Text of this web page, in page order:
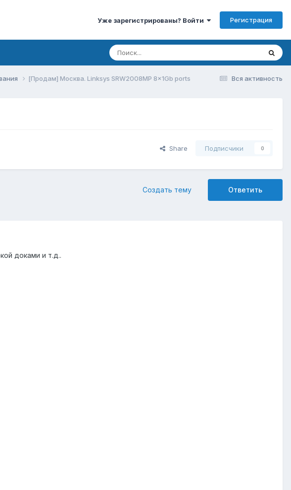
Уже зарегистрированы? Войти Регистрация
Вся активность
[Продам] Москва. Linksys SRW2008MP 8x1Gb ports
Share Подписчики 0
Ответить
Создать тему
доками и т.д..